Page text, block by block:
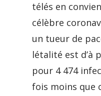
télés en
célèbre
un tueur de
létalité est d’à
pour 4 474
fois moins que